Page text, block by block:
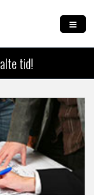
tid!